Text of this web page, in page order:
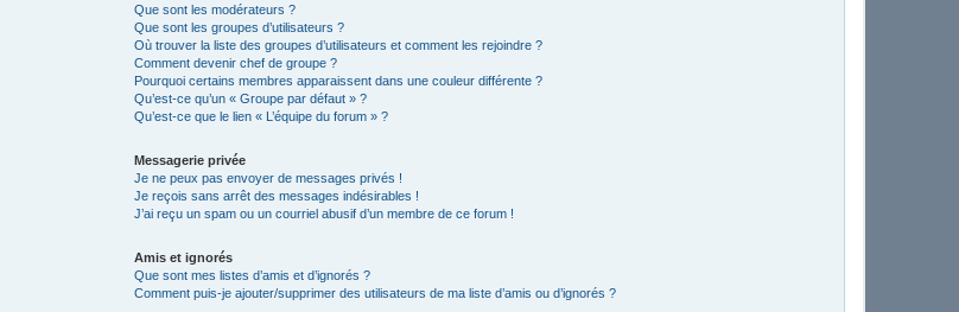
Que sont les modérateurs ?
Que sont les groupes d’utilisateurs ?
Où trouver la liste des groupes d’utilisateurs et comment les rejoindre ?
Comment devenir chef de groupe ?
Pourquoi certains membres apparaissent dans une couleur différente ?
Qu’est-ce qu’un « Groupe par défaut » ?
Qu’est-ce que le lien « L’équipe du forum » ?
Messagerie privée
Je ne peux pas envoyer de messages privés !
Je reçois sans arrêt des messages indésirables !
J’ai reçu un spam ou un courriel abusif d’un membre de ce forum !
Amis et ignorés
Que sont mes listes d’amis et d’ignorés ?
Comment puis-je ajouter/supprimer des utilisateurs de ma liste d’amis ou d’ignorés ?